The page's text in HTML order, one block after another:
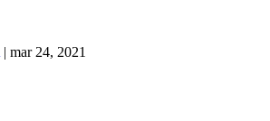
| mar 24, 2021